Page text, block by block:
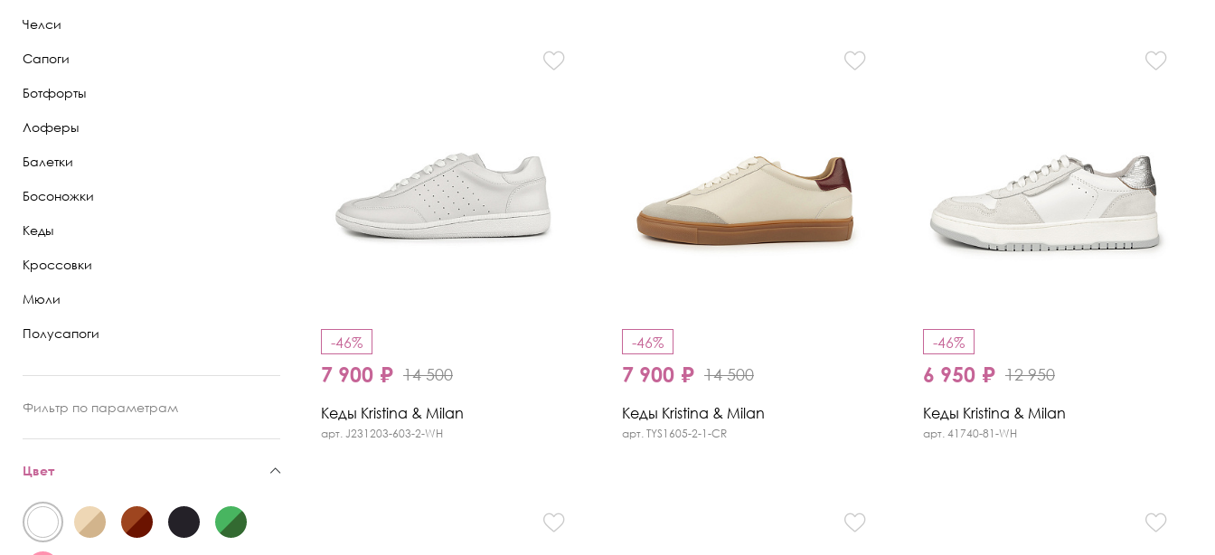
Челси
Сапоги
Ботфорты
Лоферы
Балетки
Босоножки
Кеды
Кроссовки
Мюли
Полусапоги
Фильтр по параметрам
Цвет
-46%
7 900 ₽ 14 500
Кеды Kristina & Milan
арт. J231203-603-2-WH
-46%
7 900 ₽ 14 500
Кеды Kristina & Milan
арт. TYS1605-2-1-CR
-46%
6 950 ₽ 12 950
Кеды Kristina & Milan
арт. 41740-81-WH